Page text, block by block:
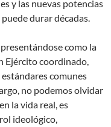
y las nuevas potencias
durar décadas.
como la
Ejército coordinado,
estándares comunes
no podemos olvidar
la vida real, es
ideológico,